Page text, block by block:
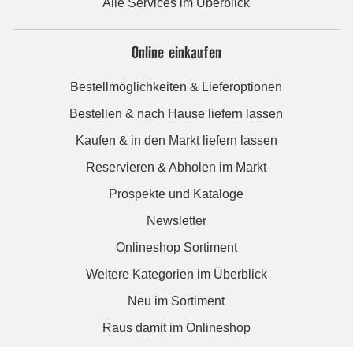
Online einkaufen
Bestellmöglichkeiten & Lieferoptionen
Bestellen & nach Hause liefern lassen
Kaufen & in den Markt liefern lassen
Reservieren & Abholen im Markt
Prospekte und Kataloge
Newsletter
Onlineshop Sortiment
Weitere Kategorien im Überblick
Neu im Sortiment
Raus damit im Onlineshop